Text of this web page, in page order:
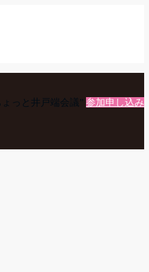
っと井戸端会議” 参加申し込み